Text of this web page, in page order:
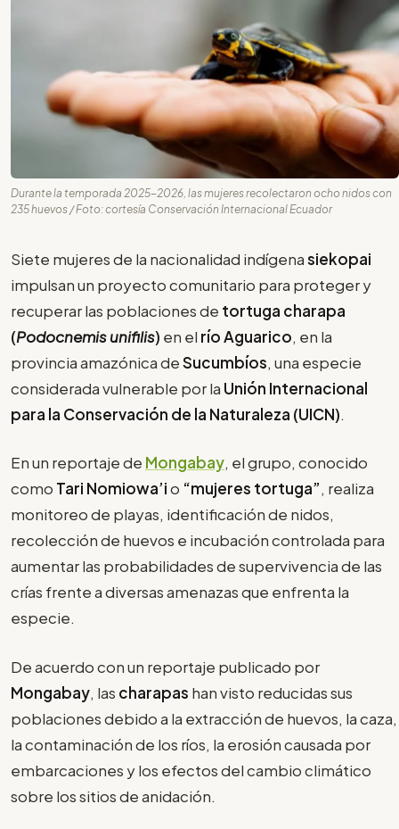
Durante la temporada 2025-2026, las mujeres recolectaron ocho nidos con
235 huevos / Foto: cortesía Conservación Internacional Ecuador
Siete mujeres de la nacionalidad indígenasiekopai
impulsan un proyecto comunitario para proteger y
recuperar las poblaciones de tortuga charapa
(Podocnemis unifilis) en el río Aguarico, en la
provincia amazónica deSucumbíos, una especie
considerada vulnerable por la Unión Internacional
para la Conservación de la Naturaleza (UICN).
En un reportaje de Mongabay, el grupo, conocido
como Tari Nomiowa’io “mujeres tortuga”, realiza
monitoreo de playas, identificación de nidos,
recolección de huevos e incubación controlada para
aumentar las probabilidades de supervivencia de las
crías frente a diversas amenazas que enfrenta la
especie.
De acuerdo con un reportaje publicado por
Mongabay, las charapas han visto reducidas sus
poblaciones debido a la extracción de huevos, la caza,
la contaminación de los ríos, la erosión causada por
embarcaciones y los efectos del cambio climático
sobre los sitios de anidación.